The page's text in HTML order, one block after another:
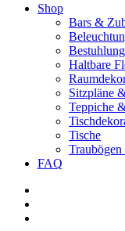
Close
Shop
Bars &
Haltbare
Sitzpläne
Teppiche
Tische
FAQ